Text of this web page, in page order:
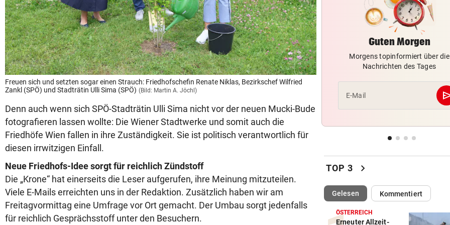
Freuen sich und setzten sogar einen Strauch: Friedhofschefin Renate Niklas, Bezirkschef Wilfried
Zankl (SPÖ) und Stadträtin Ulli Sima (SPÖ) (Bild: Martin A. Jöchl)
Denn auch wenn sich SPÖ-Stadträtin Ulli Sima nicht vor der neuen Mucki-Bude
fotografieren lassen wollte: Die Wiener Stadtwerke und somit auch die
Friedhöfe Wien fallen in ihre Zuständigkeit. Sie ist politisch verantwortlich für
diesen irrwitzigen Einfall.
Neue Friedhofs-Idee sorgt für reichlich Zündstoff
Die „Krone“ hat einerseits die Leser aufgerufen, ihre Meinung mitzuteilen.
Viele E-Mails erreichten uns in der Redaktion. Zusätzlich haben wir am
Freitagvormittag eine Umfrage vor Ort gemacht. Der Umbau sorgt jedenfalls
für reichlich Gesprächsstoff unter den Besuchern.
Schmuckhändler Frey Wille
EUROPA-LEAGUE-QUALI
Joker Tabakovic führt
Last-Minute-Sieg
Erste Anklage gegen Israeli
Gaza-Krieg
Sportboss Katzer: „Fahren
Guten Morgen
Morgens topinformiert über die
Nachrichten des Tages
E-Mail
TOP 3 chevron_right
Gelesen(ausgewählt)Kommentiert
ÖSTERREICH
Erneuter Allzeit-